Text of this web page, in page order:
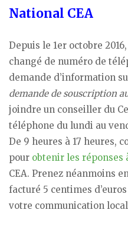
National CEA
Depuis le 1er octobre
changé de numéro de
demande d’information
demande de souscription
joindre un conseiller du
téléphone du lundi au
De 9 heures à 17 heures,
pour obtenir les réponses
CEA. Prenez néanmoins
facturé 5 centimes
votre communication